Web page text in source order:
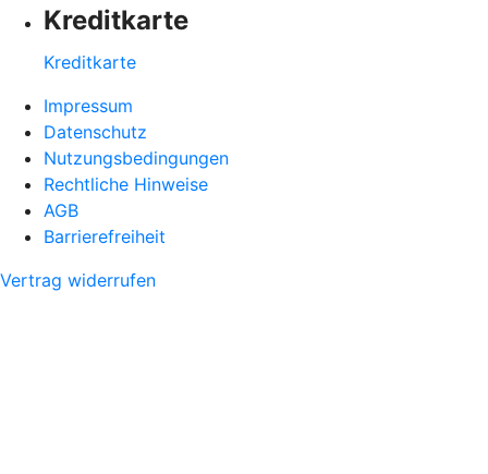
Kreditkarte
Kreditkarte
Impressum
Datenschutz
Nutzungsbedingungen
Rechtliche Hinweise
AGB
Barrierefreiheit
Vertrag widerrufen